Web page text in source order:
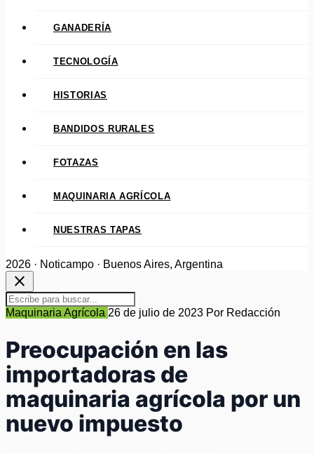
GANADERÍA
TECNOLOGÍA
HISTORIAS
BANDIDOS RURALES
FOTAZAS
MAQUINARIA AGRÍCOLA
NUESTRAS TAPAS
2026 · Noticampo · Buenos Aires, Argentina
close
Maquinaria Agrícola 26 de julio de 2023 Por Redacción
Preocupación en las
importadoras de
maquinaria agrícola por un
nuevo impuesto